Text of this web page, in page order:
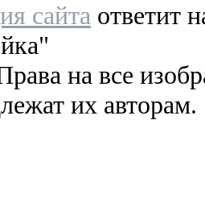
сайта ответит
на все
их авторам.